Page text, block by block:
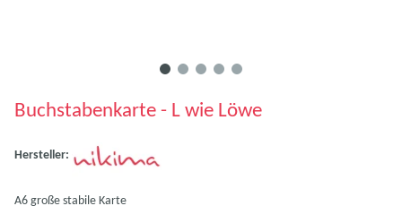
Buchstabenkarte - L wie Löwe
Hersteller:
A6 große stabile Karte